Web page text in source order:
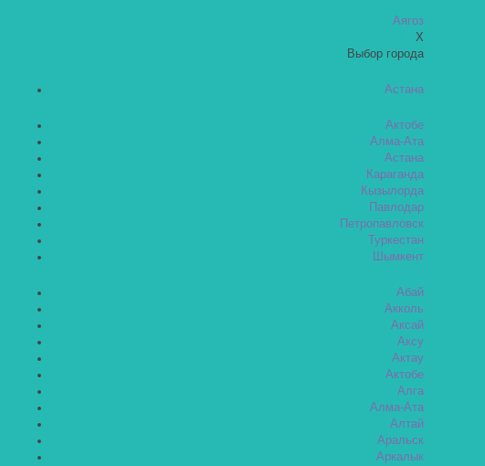
Аягоз
X
Выбор города
Астана
Актобе
Алма-Ата
Астана
Караганда
Кызылорда
Павлодар
Петропавловск
Туркестан
Шымкент
Абай
Акколь
Аксай
Аксу
Актау
Актобе
Алга
Алма-Ата
Алтай
Аральск
Аркалык